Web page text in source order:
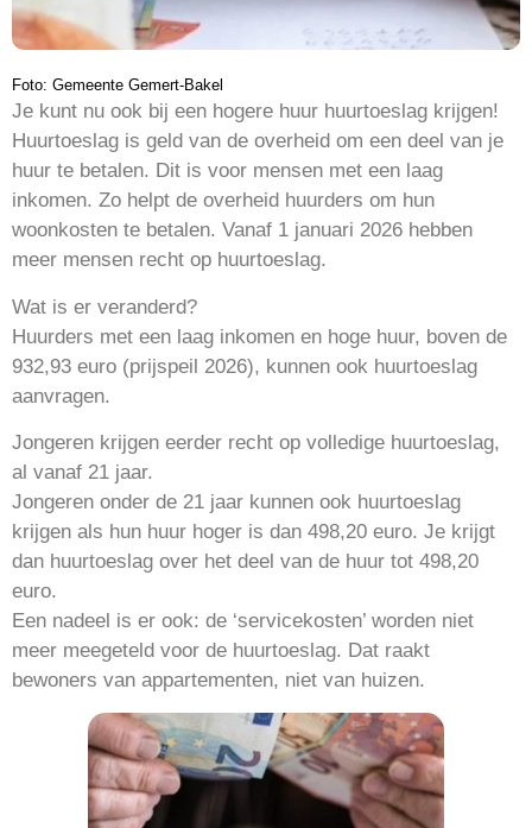
Foto: Gemeente Gemert-Bakel
Je kunt nu ook bij een hogere huur huurtoeslag krijgen!
Huurtoeslag is geld van de overheid om een deel van je
huur te betalen. Dit is voor mensen met een laag
inkomen. Zo helpt de overheid huurders om hun
woonkosten te betalen. Vanaf 1 januari 2026 hebben
meer mensen recht op huurtoeslag.
Wat is er veranderd?
Huurders met een laag inkomen en hoge huur, boven de
932,93 euro (prijspeil 2026), kunnen ook huurtoeslag
aanvragen.
Jongeren krijgen eerder recht op volledige huurtoeslag,
al vanaf 21 jaar.
Jongeren onder de 21 jaar kunnen ook huurtoeslag
krijgen als hun huur hoger is dan 498,20 euro. Je krijgt
dan huurtoeslag over het deel van de huur tot 498,20
euro.
Een nadeel is er ook: de ‘servicekosten’ worden niet
meer meegeteld voor de huurtoeslag. Dat raakt
bewoners van appartementen, niet van huizen.